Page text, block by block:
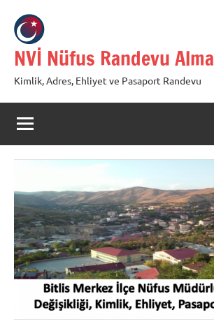
geç
NVİ Nüfus Randevu Alma
Kimlik, Adres, Ehliyet ve Pasaport Randevu